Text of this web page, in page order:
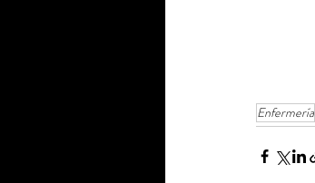
Enfermería